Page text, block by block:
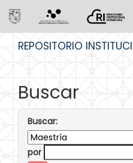
REPOSITORIO
Buscar
Buscar:
por